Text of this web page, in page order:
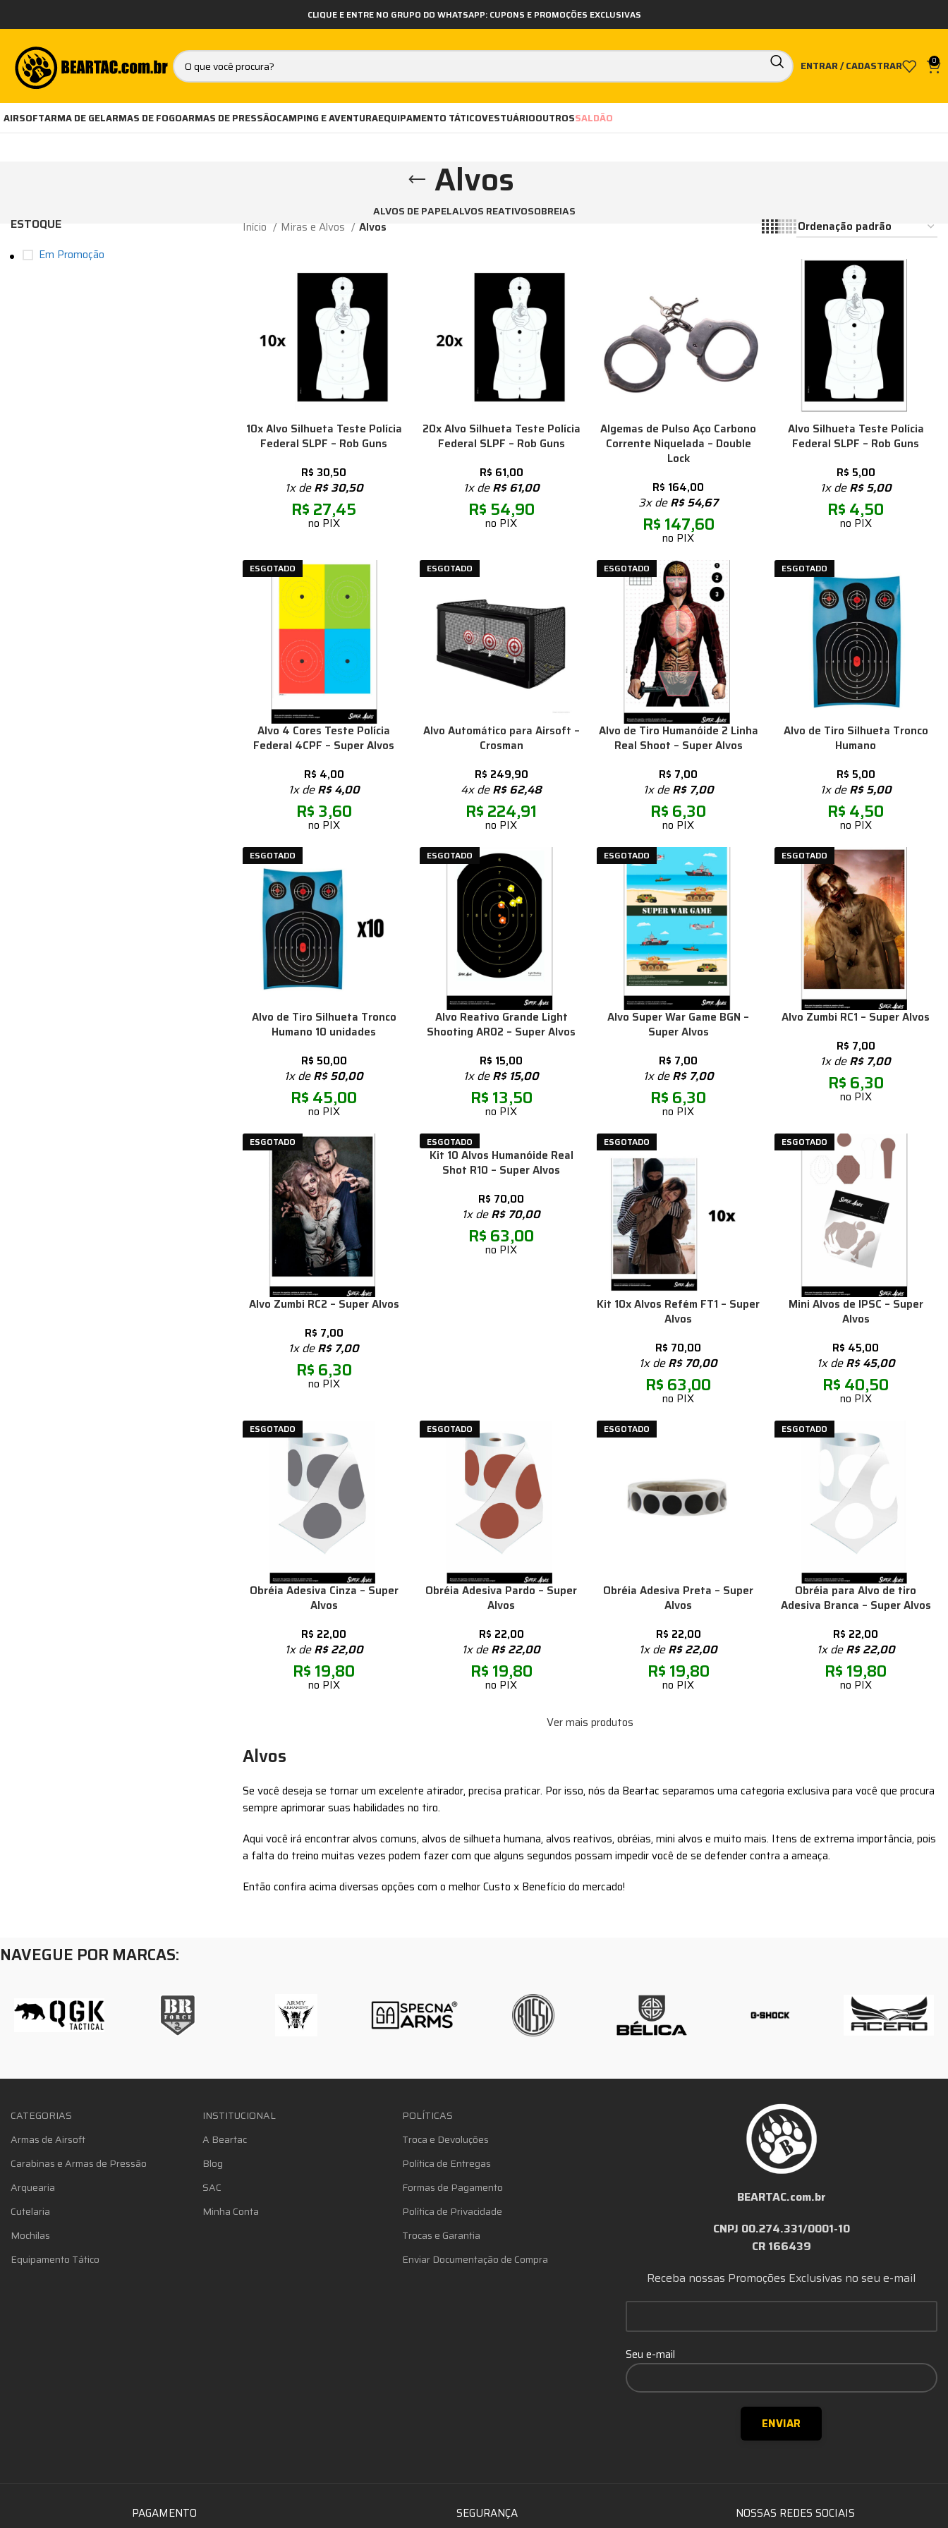
CLIQUE E ENTRE NO GRUPO DO WHATSAPP: CUPONS E PROMOÇÕES EXCLUSIVAS
ENTRAR / CADASTRAR 0
AIRSOFTARMA DE GELARMAS DE FOGOARMAS DE PRESSÃOCAMPING E AVENTURAEQUIPAMENTO TÁTICOVESTUÁRIOOUTROSSALDÃO
Alvos
ALVOS DE PAPELALVOS REATIVOSOBREIAS
ESTOQUE
Em Promoção
Início Miras e Alvos Alvos
10x Alvo Silhueta Teste Polícia
Federal SLPF – Rob Guns
R$ 30,50
1x deR$30,50
R$ 27,45
no PIX
20x Alvo Silhueta Teste Polícia
Federal SLPF – Rob Guns
R$ 61,00
1x deR$61,00
R$ 54,90
no PIX
Algemas de Pulso Aço Carbono
Corrente Niquelada – Double
Lock
R$ 164,00
3x deR$54,67
R$ 147,60
no PIX
Alvo Silhueta Teste Polícia
Federal SLPF – Rob Guns
R$ 5,00
1x deR$5,00
R$ 4,50
no PIX
ESGOTADO
Alvo 4 Cores Teste Polícia
Federal 4CPF – Super Alvos
R$ 4,00
1x deR$4,00
R$ 3,60
no PIX
ESGOTADO
Alvo Automático para Airsoft –
Crosman
R$ 249,90
4x deR$62,48
R$ 224,91
no PIX
ESGOTADO
Alvo de Tiro Humanóide 2 Linha
Real Shoot – Super Alvos
R$ 7,00
1x deR$7,00
R$ 6,30
no PIX
ESGOTADO
Alvo de Tiro Silhueta Tronco
Humano
R$ 5,00
1x deR$5,00
R$ 4,50
no PIX
ESGOTADO
Alvo de Tiro Silhueta Tronco
Humano 10 unidades
R$ 50,00
1x deR$50,00
R$ 45,00
no PIX
ESGOTADO
Alvo Reativo Grande Light
Shooting AR02 – Super Alvos
R$ 15,00
1x deR$15,00
R$ 13,50
no PIX
ESGOTADO
Alvo Super War Game BGN –
Super Alvos
R$ 7,00
1x deR$7,00
R$ 6,30
no PIX
ESGOTADO
Alvo Zumbi RC1 – Super Alvos
R$ 7,00
1x deR$7,00
R$ 6,30
no PIX
ESGOTADO
Alvo Zumbi RC2 – Super Alvos
R$ 7,00
1x deR$7,00
R$ 6,30
no PIX
ESGOTADO
Kit 10 Alvos Humanóide Real
Shot R10 – Super Alvos
R$ 70,00
1x deR$70,00
R$ 63,00
no PIX
ESGOTADO
Kit 10x Alvos Refém FT1 – Super
Alvos
R$ 70,00
1x deR$70,00
R$ 63,00
no PIX
ESGOTADO
Mini Alvos de IPSC – Super
Alvos
R$ 45,00
1x deR$45,00
R$ 40,50
no PIX
ESGOTADO
Obréia Adesiva Cinza – Super
Alvos
R$ 22,00
1x deR$22,00
R$ 19,80
no PIX
ESGOTADO
Obréia Adesiva Pardo – Super
Alvos
R$ 22,00
1x deR$22,00
R$ 19,80
no PIX
ESGOTADO
Obréia Adesiva Preta – Super
Alvos
R$ 22,00
1x deR$22,00
R$ 19,80
no PIX
ESGOTADO
Obréia para Alvo de tiro
Adesiva Branca – Super Alvos
R$ 22,00
1x deR$22,00
R$ 19,80
no PIX
Ver mais produtos
Alvos
Se você deseja se tornar um excelente atirador, precisa praticar. Por isso, nós da Beartac separamos uma categoria exclusiva para você que procura
sempre aprimorar suas habilidades no tiro.
Aqui você irá encontrar alvos comuns, alvos de silhueta humana, alvos reativos, obréias, mini alvos e muito mais. Itens de extrema importância, pois
a falta do treino muitas vezes podem fazer com que alguns segundos possam impedir você de se defender contra a ameaça.
Então confira acima diversas opções com o melhor Custo x Benefício do mercado!
NAVEGUE POR MARCAS:
CATEGORIAS
Armas de Airsoft
Carabinas e Armas de Pressão
Arquearia
Cutelaria
Mochilas
Equipamento Tático
INSTITUCIONAL
A Beartac
Blog
SAC
Minha Conta
POLÍTICAS
Troca e Devoluções
Política de Entregas
Formas de Pagamento
Política de Privacidade
Trocas e Garantia
Enviar Documentação de Compra
BEARTAC.com.br
CNPJ 00.274.331/0001-10
CR 166439
Receba nossas Promoções Exclusivas no seu e-mail
Seu e-mail
PAGAMENTO SEGURANÇA NOSSAS REDES SOCIAIS